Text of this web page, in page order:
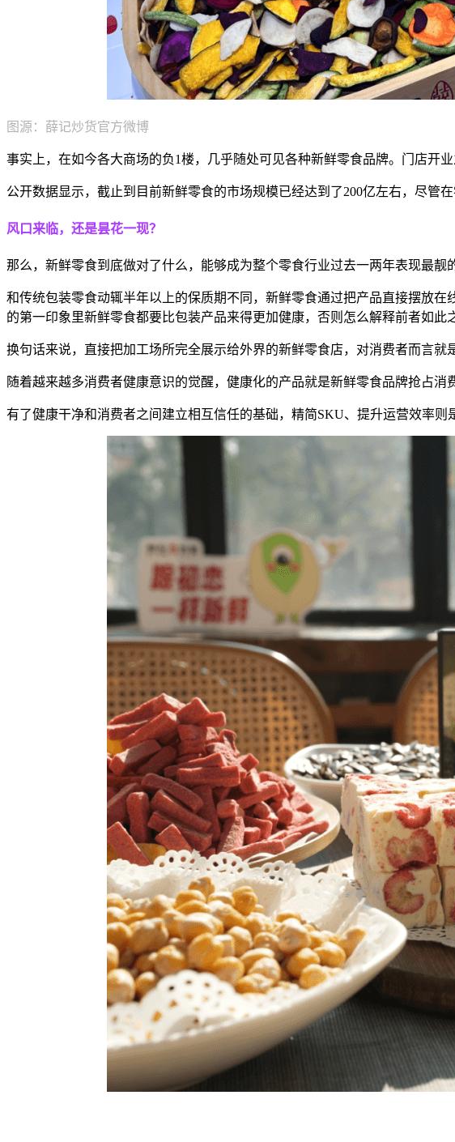
图源：薛记炒货官方微博
事实上，在如今各大商场的负1楼，几乎随处可见各种新鲜零食品牌。门店开
公开数据显示，截止到目前新鲜零食的市场规模已经达到了200亿左右，尽管
风口来临，还是昙花一现？
那么，新鲜零食到底做对了什么，能够成为整个零食行业过去一两年表现最靓
和传统包装零食动辄半年以上的保质期不同，新鲜零食通过把产品直接摆放
的第一印象里新鲜零食都要比包装产品来得更加健康，否则怎么解释前者如此
换句话来说，直接把加工场所完全展示给外界的新鲜零食店，对消费者而言
随着越来越多消费者健康意识的觉醒，健康化的产品就是新鲜零食品牌抢占消
有了健康干净和消费者之间建立相互信任的基础，精简SKU、提升运营效率则